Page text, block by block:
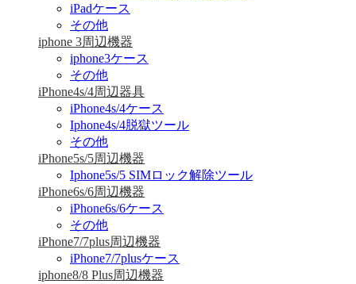
iPadケース
その他
iphone 3周辺機器
iphone3ケース
その他
iPhone4s/4周辺器具
iPhone4s/4ケース
Iphone4s/4脱獄ツール
その他
iPhone5s/5周辺機器
Iphone5s/5 SIMロック解除ツール
iPhone6s/6周辺機器
iPhone6s/6ケース
その他
iPhone7/7plus周辺機器
iPhone7/7plusケース
iphone8/8 Plus周辺機器